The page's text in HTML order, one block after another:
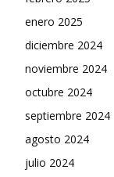
enero 2025
diciembre 2024
noviembre 2024
octubre 2024
septiembre 2024
agosto 2024
julio 2024